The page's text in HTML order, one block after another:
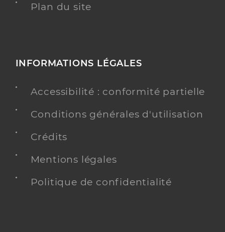
Plan du site
INFORMATIONS LÉGALES
Accessibilité : conformité partielle
Conditions générales d'utilisation
Crédits
Mentions légales
Politique de confidentialité